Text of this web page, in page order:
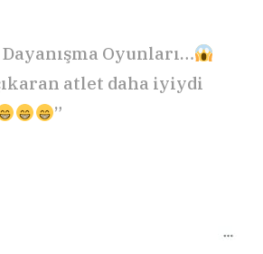
Oyunları…
atlet daha iyiydi
”